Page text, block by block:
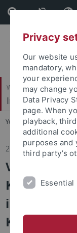
Skip
to
content
Skip
to
footer
Wirtschafts- und
Institut für
You are here:
22.04.2026
in Zeiten
Privacy
Our website
mandatory,
your
may change
Data Privacy
page. When
playback,
additional
purposes and
third party’s
Essential